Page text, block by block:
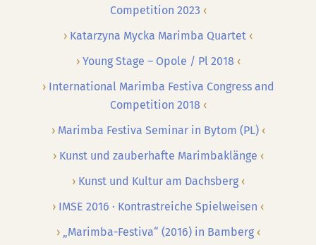
Competition 2023
Katarzyna Mycka Marimba Quartet
Young Stage – Opole / Pl 2018
International Marimba Festiva Congress and
Competition 2018
Marimba Festiva Seminar in Bytom (PL)
Kunst und zauberhafte Marimbaklänge
Kunst und Kultur am Dachsberg
IMSE 2016 · Kontrastreiche Spielweisen
„Marimba-Festiva“ (2016) in Bamberg